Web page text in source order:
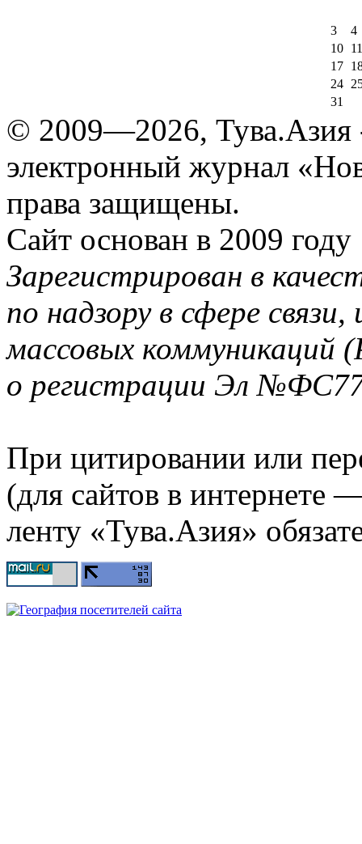
3
4
10
11
17
24
31
© 2009—2026, Тува.Азия
электронный журнал
права защищены.
Сайт основан в 2009 году
Зарегистрирован в
по надзору в сфере
массовых коммуникаций
о регистрации Эл
При цитировании или
(для сайтов в интернете
ленту «Тува.Азия»